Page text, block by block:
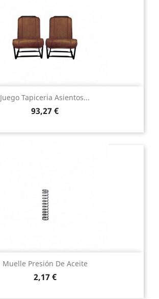
Juego Tapiceria Asientos...
Precio
93,27 €
Muelle Presión De Aceite
Precio
2,17 €